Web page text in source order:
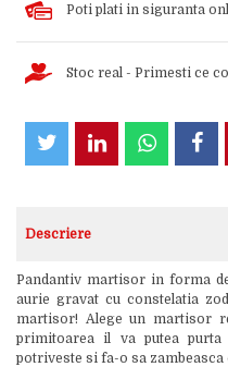
Poti plati in siguranta
Stoc real - Primesti ce
Descriere
Pandantiv martisor in forma
aurie gravat cu constelatia
martisor! Alege un martisor
primitoarea il va putea
potriveste si fa-o sa